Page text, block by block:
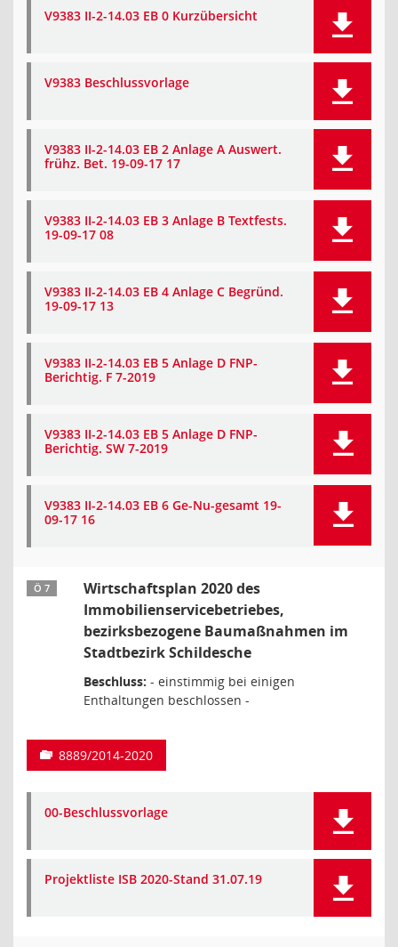
V9383 II-2-14.03 EB 0 Kurzübersicht
V9383 Beschlussvorlage
V9383 II-2-14.03 EB 2 Anlage A Auswert.
frühz. Bet. 19-09-17 17
V9383 II-2-14.03 EB 3 Anlage B Textfests.
19-09-17 08
V9383 II-2-14.03 EB 4 Anlage C Begründ.
19-09-17 13
V9383 II-2-14.03 EB 5 Anlage D FNP-
Berichtig. F 7-2019
V9383 II-2-14.03 EB 5 Anlage D FNP-
Berichtig. SW 7-2019
V9383 II-2-14.03 EB 6 Ge-Nu-gesamt 19-
09-17 16
Ö 7
Wirtschaftsplan 2020 des
Immobilienservicebetriebes,
bezirksbezogene Baumaßnahmen im
Stadtbezirk Schildesche
Beschluss: - einstimmig bei einigen
Enthaltungen beschlossen -
8889/2014-2020
00-Beschlussvorlage
Projektliste ISB 2020-Stand 31.07.19